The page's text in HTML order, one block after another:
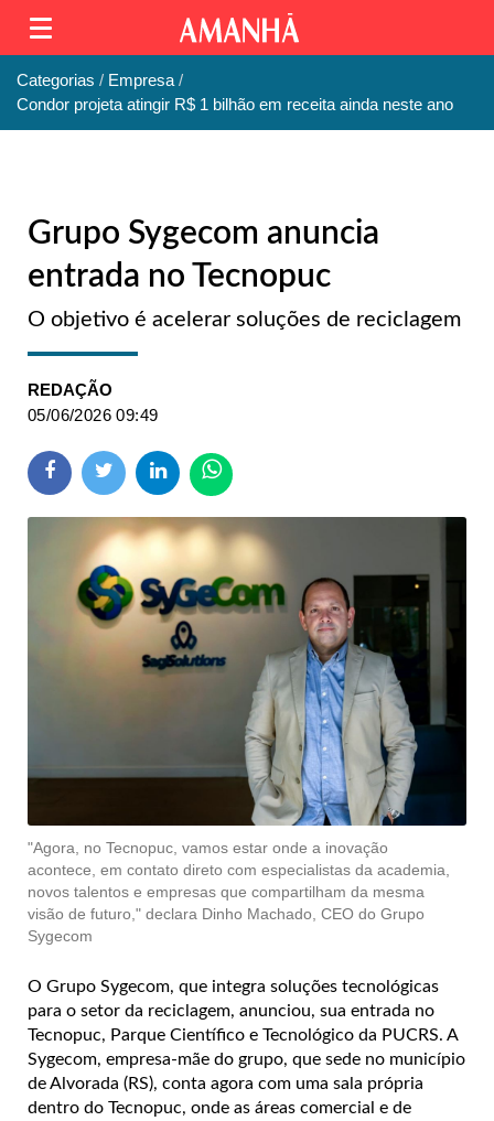
Categorias
Empresa
Condor projeta atingir R$ 1 bilhão em receita ainda neste ano
Grupo Sygecom anuncia
entrada no Tecnopuc
O objetivo é acelerar soluções de reciclagem
REDAÇÃO
05/06/2026 09:49
"Agora, no Tecnopuc, vamos estar onde a inovação
acontece, em contato direto com especialistas da academia,
novos talentos e empresas que compartilham da mesma
visão de futuro," declara Dinho Machado, CEO do Grupo
Sygecom
O Grupo Sygecom, que integra soluções tecnológicas
para o setor da reciclagem, anunciou, sua entrada no
Tecnopuc, Parque Científico e Tecnológico da PUCRS. A
Sygecom, empresa-mãe do grupo, que sede no município
de Alvorada (RS), conta agora com uma sala própria
dentro do Tecnopuc, onde as áreas comercial e de